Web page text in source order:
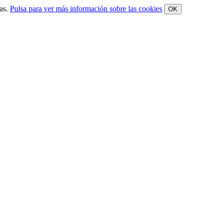
Pulsa para ver más información sobre las cookies OK